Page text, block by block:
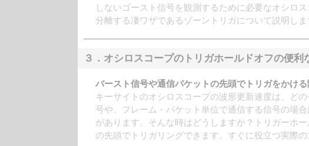
しないゴースト信号を観測するために必要なオシロ
分離する凄ワザであるゾーントリガについて説明しま
３．オシロスコープのトリガホールドオフの便利
バースト信号や通信パケットの先頭でトリガをかけ
キーサイトのオシロスコープの波形更新速度は、ど
号や、フレーム・パケット単位で通信する信号の場
があります。そんな時はどうしますか？トリガーホ
の先頭でトリガリングできます。すぐに役立つ実際